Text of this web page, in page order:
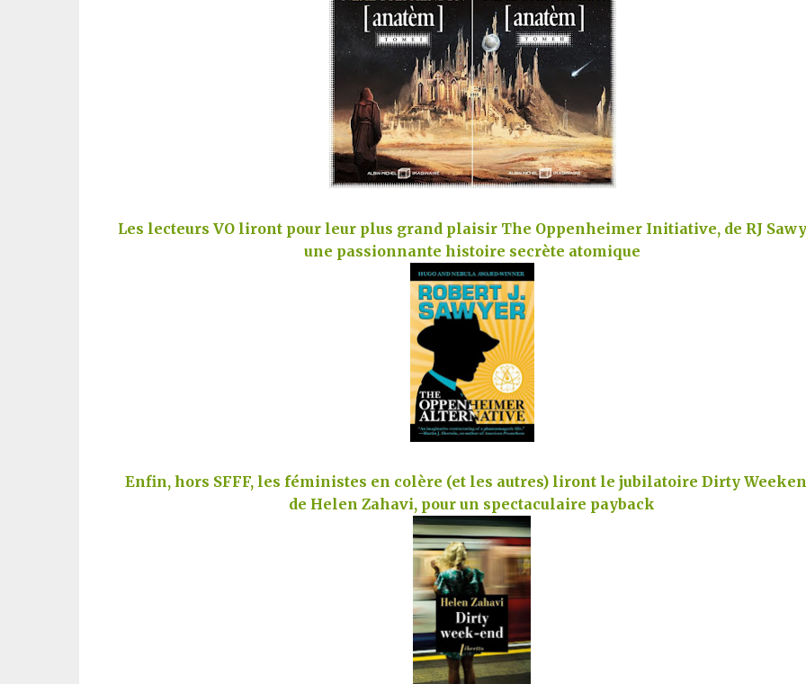
Les lecteurs VO liront pour leur plus grand plaisir The Oppenheimer Initiative, de RJ
une passionnante histoire secrète atomique
Enfin, hors SFFF, les féministes en colère (et les autres) liront le jubilatoire Dirty
de Helen Zahavi, pour un spectaculaire payback